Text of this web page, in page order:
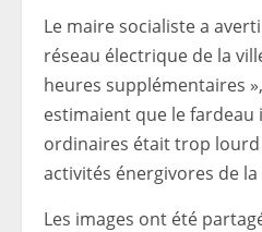
Le maire socialiste a
réseau électrique de la
heures supplémentaires
estimaient que le fardeau
ordinaires était trop
activités énergivores de la
Les images ont été